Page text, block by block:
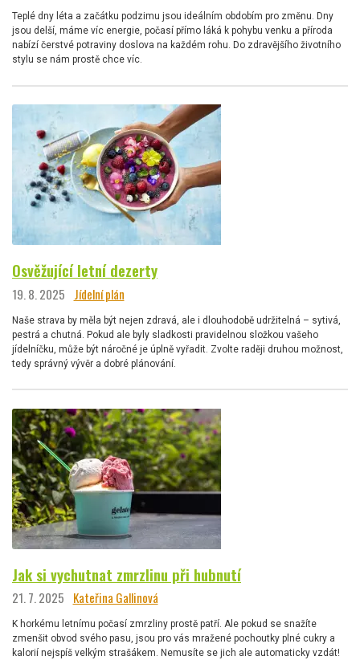
Teplé dny léta a začátku podzimu jsou ideálním obdobím pro změnu. Dny
jsou delší, máme víc energie, počasí přímo láká k pohybu venku a příroda
nabízí čerstvé potraviny doslova na každém rohu. Do zdravějšího životního
stylu se nám prostě chce víc.
Osvěžující letní dezerty
19. 8. 2025 Jídelní plán
Naše strava by měla být nejen zdravá, ale i dlouhodobě udržitelná – sytivá,
pestrá a chutná. Pokud ale byly sladkosti pravidelnou složkou vašeho
jídelníčku, může být náročné je úplně vyřadit. Zvolte raději druhou možnost,
tedy správný vývěr a dobré plánování.
Jak si vychutnat zmrzlinu při hubnutí
21. 7. 2025 Kateřina Gallinová
K horkému letnímu počasí zmrzliny prostě patří. Ale pokud se snažíte
zmenšit obvod svého pasu, jsou pro vás mražené pochoutky plné cukry a
kalorií nejspíš velkým strašákem. Nemusíte se jich ale automaticky vzdát!